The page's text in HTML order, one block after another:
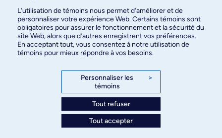
des relations publiques
3744, rue Jean-Brillant, bureau 490
Montréal (Québec) H3T 1P1
L’utilisation de témoins nous permet d’améliorer et de
personnaliser votre expérience Web. Certains témoins sont
obligatoires pour assurer le fonctionnement et la sécurité du
site Web, alors que d’autres enregistrent vos préférences.
En acceptant tout, vous consentez à notre utilisation de
témoins pour mieux répondre à vos besoins.
Personnaliser les
témoins
>
Tout refuser
Tout accepter